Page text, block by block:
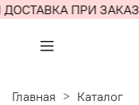
ПРИ
Главная Каталог